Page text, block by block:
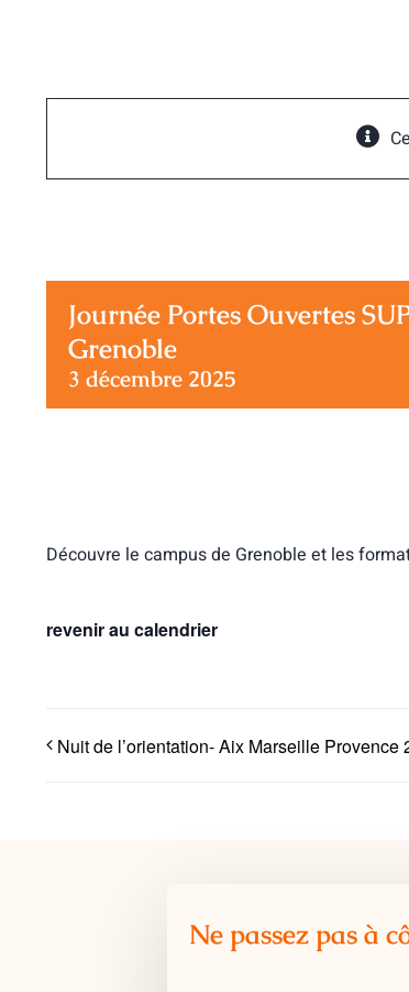
Journée Portes Ouvertes
Grenoble
3 décembre 2025
Découvre le campus de Grenoble et les
revenir au calendrier
Nuit de l’orientation- Aix Marseille Provence
Ne passez pas à